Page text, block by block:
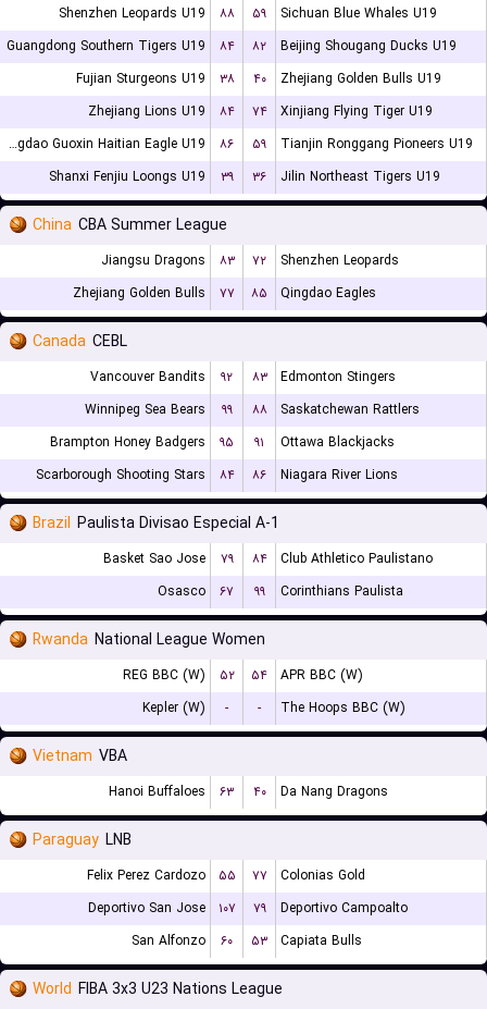
Shenzhen Leopards U19
۸۸ ۵۹
Sichuan Blue Whales U19
Guangdong Southern Tigers U19
۸۴ ۸۲
Beijing Shougang Ducks U19
Fujian Sturgeons U19
۳۸ ۴۰
Zhejiang Golden Bulls U19
Zhejiang Lions U19
۸۴ ۷۴
Xinjiang Flying Tiger U19
Qingdao Guoxin Haitian Eagle U19
۸۶ ۵۹
Tianjin Ronggang Pioneers U19
Shanxi Fenjiu Loongs U19
۳۹ ۳۶ Jilin Northeast Tigers U19
China CBA Summer League
Jiangsu Dragons ۸۳ ۷۲
Shenzhen Leopards
Zhejiang Golden Bulls
۷۷ ۸۵ Qingdao Eagles
Canada CEBL
Vancouver Bandits ۹۲ ۸۳
Edmonton Stingers
Winnipeg Sea Bears
۹۹ ۸۸
Saskatchewan Rattlers
Brampton Honey Badgers
۹۵ ۹۱
Ottawa Blackjacks
Scarborough Shooting Stars
۸۴ ۸۶ Niagara River Lions
Brazil Paulista Divisao Especial A-1
Basket Sao Jose ۷۹ ۸۴
Club Athletico Paulistano
Osasco
۶۷ ۹۹ Corinthians Paulista
Rwanda National League Women
REG BBC (W) ۵۲ ۵۴
APR BBC (W)
Kepler (W)
- - The Hoops BBC (W)
Vietnam VBA
Hanoi Buffaloes ۶۳ ۴۰ Da Nang Dragons
Paraguay LNB
Felix Perez Cardozo ۵۵ ۷۷
Colonias Gold
Deportivo San Jose
۱۰۷ ۷۹
Deportivo Campoalto
San Alfonzo
۶۰ ۵۳ Capiata Bulls
World FIBA 3x3 U23 Nations League